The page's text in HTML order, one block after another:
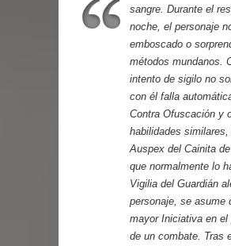
sangre. Durante el
noche, el personaje
emboscado o
métodos mundanos.
intento de sigilo no
con él falla
Contra Ofuscación y
habilidades
Auspex del Cainita
que normalmente lo
Vigilia del Guardián
personaje, se asume
mayor Iniciativa en el
de un combate. Tras